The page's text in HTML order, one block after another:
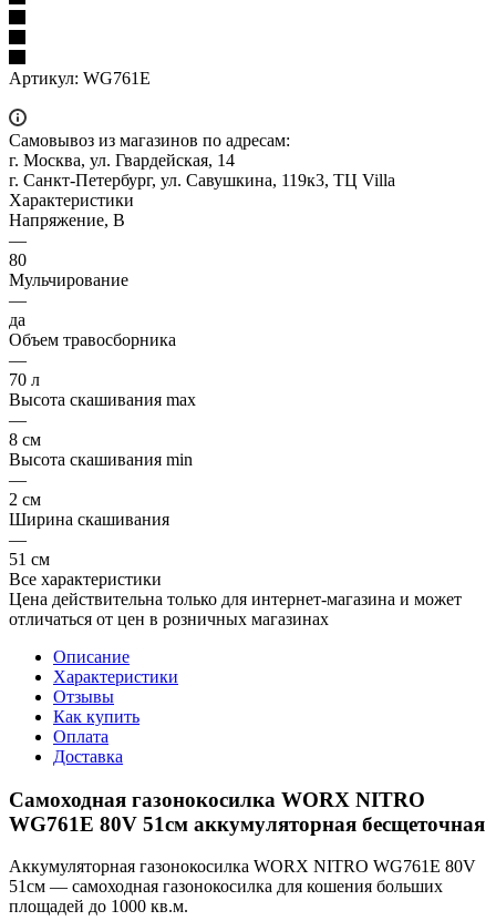
Артикул: WG761E
Самовывоз из магазинов по адресам:
г. Москва, ул. Гвардейская, 14
г. Санкт-Петербург, ул. Савушкина, 119к3, ТЦ Villa
Характеристики
Напряжение, В
—
80
Мульчирование
—
да
Объем травосборника
—
70 л
Высота скашивания max
—
8 см
Высота скашивания min
—
2 см
Ширина скашивания
—
51 см
Все характеристики
Цена действительна только для интернет-магазина и может
отличаться от цен в розничных магазинах
Описание
Характеристики
Отзывы
Как купить
Оплата
Доставка
Самоходная газонокосилка WORX NITRO
WG761E 80V 51см аккумуляторная бесщеточная
Аккумуляторная газонокосилка WORX NITRO WG761E 80V
51см — самоходная газонокосилка для кошения больших
площадей до 1000 кв.м.